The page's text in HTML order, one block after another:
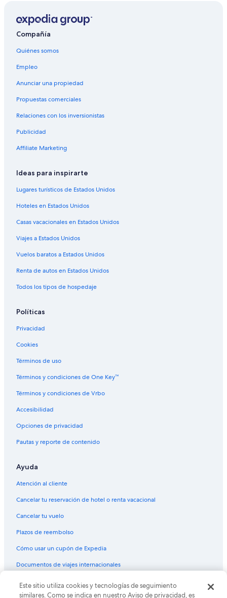
Hoteles en Gravenbruch
Hoteles de Best Western en Maintal Dörnigheim
Hoteles en Maintal Dörnigheim
Moteles en Maintal Dörnigheim
Hoteles en Eppertshausen
Apartamentos en Dreieich
Hostales en Dreieich
Hoteles en Dreieich
Apartamentos en Hanau
Hoteles en Hanau
Hoteles en Rödermark
Apart-Hoteles en Estación de metro Offenbach
Hoteles 2 estrellas en Langen
Hoteles 4 estrellas en Langen
Hoteles en Heusenstamm
Hoteles en Schaafheim
Hoteles en Gross-Zimmern
Compañía
Quiénes somos
Empleo
Anunciar una propiedad
Propuestas comerciales
Relaciones con los inversionistas
Publicidad
Affiliate Marketing
Ideas para inspirarte
Lugares turísticos de Estados Unidos
Hoteles en Estados Unidos
Casas vacacionales en Estados Unidos
Viajes a Estados Unidos
Vuelos baratos a Estados Unidos
Renta de autos en Estados Unidos
Todos los tipos de hospedaje
Políticas
Privacidad
Cookies
Términos de uso
Términos y condiciones de One Key™
Términos y condiciones de Vrbo
Accesibilidad
Opciones de privacidad
Pautas y reporte de contenido
Ayuda
Atención al cliente
Cancelar tu reservación de hotel o renta vacacional
Cancelar tu vuelo
Plazos de reembolso
Cómo usar un cupón de Expedia
Documentos de viajes internacionales
© 2026 Expedia, Inc., una empresa de Expedia Group. Todos los
derechos reservados. Expedia y el logo de Expedia son marcas
Este sitio utiliza cookies y tecnologías de seguimiento
similares. Como se indica en nuestro Aviso de privacidad, es